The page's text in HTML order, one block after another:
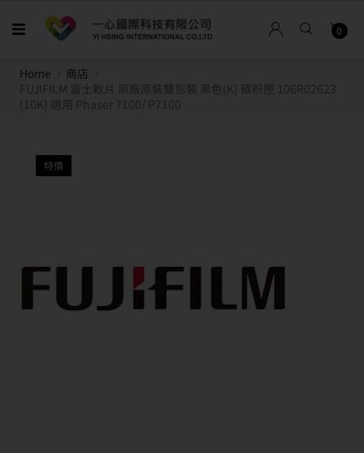
0
Home
商店
FUJIFILM 富士軟片 原廠原裝雙包裝 黑色(K) 碳粉匣 106R02623
(10K) 適用 Phaser 7100/ P7100
特價